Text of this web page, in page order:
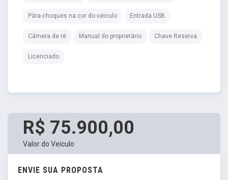
Pára-choques na cor do veiculo Entrada USB
Câmera de ré Manual do proprietário Chave Reserva
Licenciado
R$ 75.900,00
Valor do Veículo
ENVIE SUA PROPOSTA